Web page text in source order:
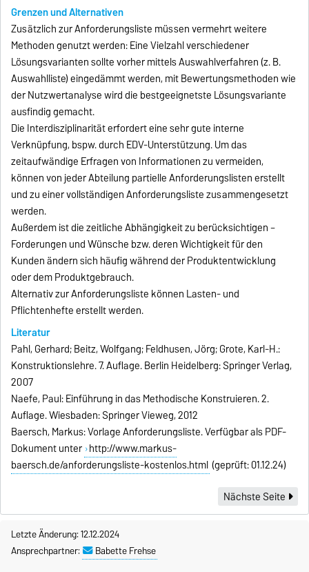
Grenzen und Alternativen
Zusätzlich zur Anforderungsliste müssen vermehrt weitere
Methoden genutzt werden: Eine Vielzahl verschiedener
Lösungsvarianten sollte vorher mittels Auswahlverfahren (z. B.
Auswahlliste) eingedämmt werden, mit Bewertungsmethoden wie
der Nutzwertanalyse wird die bestgeeignetste Lösungsvariante
ausfindig gemacht.
Die Interdisziplinarität erfordert eine sehr gute interne
Verknüpfung, bspw. durch EDV-Unterstützung. Um das
zeitaufwändige Erfragen von Informationen zu vermeiden,
können von jeder Abteilung partielle Anforderungslisten erstellt
und zu einer vollständigen Anforderungsliste zusammengesetzt
werden.
Außerdem ist die zeitliche Abhängigkeit zu berücksichtigen –
Forderungen und Wünsche bzw. deren Wichtigkeit für den
Kunden ändern sich häufig während der Produktentwicklung
oder dem Produktgebrauch.
Alternativ zur Anforderungsliste können Lasten- und
Pflichtenhefte erstellt werden.
Literatur
Pahl, Gerhard; Beitz, Wolfgang; Feldhusen, Jörg; Grote, Karl-H.:
Konstruktionslehre. 7. Auflage. Berlin Heidelberg: Springer Verlag,
2007
Naefe, Paul: Einführung in das Methodische Konstruieren. 2.
Auflage. Wiesbaden: Springer Vieweg, 2012
Baersch, Markus: Vorlage Anforderungsliste. Verfügbar als PDF-
Dokument unter http://www.markus-
baersch.de/anforderungsliste-kostenlos.html (geprüft: 01.12.24)
Nächste Seite
Letzte Änderung: 12.12.2024
Ansprechpartner:
Babette Frehse